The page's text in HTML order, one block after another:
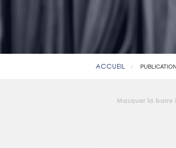
ACCUEIL
Masquer la barre